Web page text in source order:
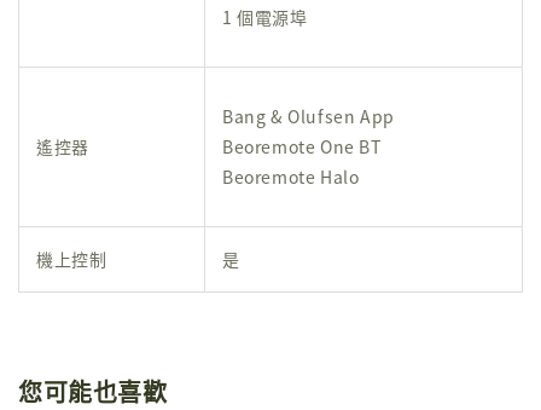
1 個電源埠
遙控器
Bang & Olufsen App
Beoremote One BT
Beoremote Halo
機上控制 是
您可能也喜歡